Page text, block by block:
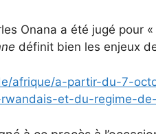
Onana a été jugé pour
définit bien les enjeux
afrique/a-partir-du-7-
et-du-regime-